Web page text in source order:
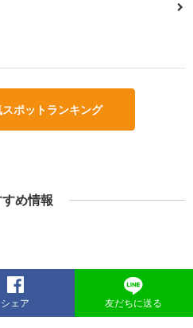
ポットランキング
め情報
シェア 友だちに送る